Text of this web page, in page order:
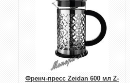
Френч-пресс Zeidan 600 мл Z-